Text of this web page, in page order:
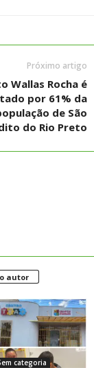
Próximo artigo
Wallas Rocha é
por 61% da
de São
do Rio Preto
autor
categoria